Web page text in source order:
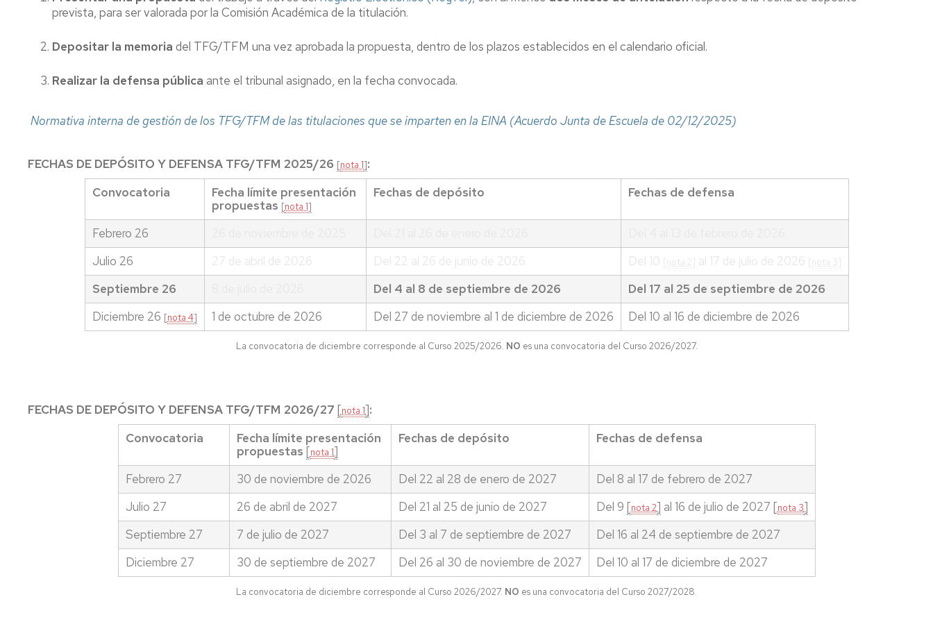
prevista, para ser valorada por la Comisión Académica de la titulación.
Depositar la memoria del TFG/TFM una vez aprobada la propuesta, dentro de los plazos establecidos en el calendario oficial.
Realizar la defensa pública ante el tribunal asignado, en la fecha convocada.
Normativa interna de gestión de los TFG/TFM de las titulaciones que se imparten en la EINA (Acuerdo Junta de Escuela de 02/12/2025)
FECHAS DE DEPÓSITO Y DEFENSA TFG/TFM 2025/26 [nota 1]:
Convocatoria
Fecha límite presentación
propuestas [nota 1]
Fechas de depósito Fechas de defensa
Febrero 26
Julio 26
27 de abril de 2026 Del 22 al 26 de junio de 2026 Del 10 [nota 2] al 17 de julio de 2026 [ nota 3]
Septiembre 26 Del 4 al 8 de septiembre de 2026
Del 17 al 25 de septiembre de 2026
Diciembre 26 [nota 4] 1 de octubre de 2026 Del 27 de noviembre al 1 de diciembre de 2026 Del 10 al 16 de diciembre de 2026
La convocatoria de diciembre corresponde al Curso 2025/2026. NO es una convocatoria del Curso 2026/2027.
FECHAS DE DEPÓSITO Y DEFENSA TFG/TFM 2026/27 [nota 1]:
Convocatoria
Fecha límite presentación
propuestas [nota 1]
Fechas de depósito Fechas de defensa
Febrero 27 30 de noviembre de 2026 Del 22 al 28 de enero de 2027
Del 8 al 17 de febrero de 2027
Julio 27
26 de abril de 2027 Del 21 al 25 de junio de 2027 Del 9 [nota 2] al 16 de julio de 2027 [nota 3]
Septiembre 27
7 de julio de 2027 Del 3 al 7 de septiembre de 2027
Del 16 al 24 de septiembre de 2027
Diciembre 27
30 de septiembre de 2027 Del 26 al 30 de noviembre de 2027 Del 10 al 17 de diciembre de 2027
La convocatoria de diciembre corresponde al Curso 2026/2027. NO es una convocatoria del Curso 2027/2028.